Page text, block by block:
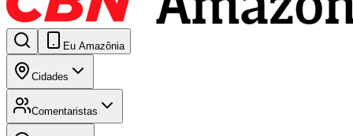
Eu Amazônia
Cidades
Comentaristas